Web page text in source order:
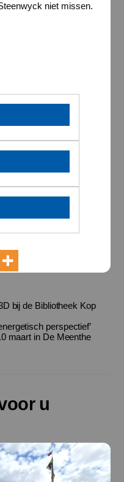
niet missen.
bij de Bibliotheek Kop
perspectief’
maart in De Meenthe
u